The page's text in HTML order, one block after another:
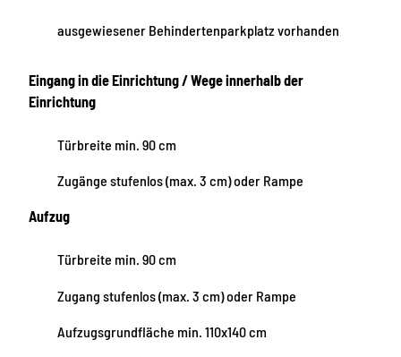
ausgewiesener Behindertenparkplatz vorhanden
Eingang in die Einrichtung / Wege innerhalb der
Einrichtung
Türbreite min. 90 cm
Zugänge stufenlos (max. 3 cm) oder Rampe
Aufzug
Türbreite min. 90 cm
Zugang stufenlos (max. 3 cm) oder Rampe
Aufzugsgrundfläche min. 110x140 cm